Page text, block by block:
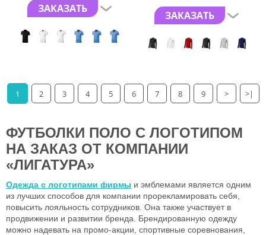
ЗАКАЗАТЬ
ЗАКАЗАТЬ
1 2 3 4 5 6 7 8 9 > >|
ФУТБОЛКИ ПОЛО С ЛОГОТИПОМ
НА ЗАКАЗ ОТ КОМПАНИИ
«ЛИГАТУРА»
Одежда с логотипами фирмы и эмблемами является одним
из лучших способов для компании прорекламировать себя,
повысить лояльность сотрудников. Она также участвует в
продвижении и развитии бренда. Брендированную одежду
можно надевать на промо-акции, спортивные соревнования,